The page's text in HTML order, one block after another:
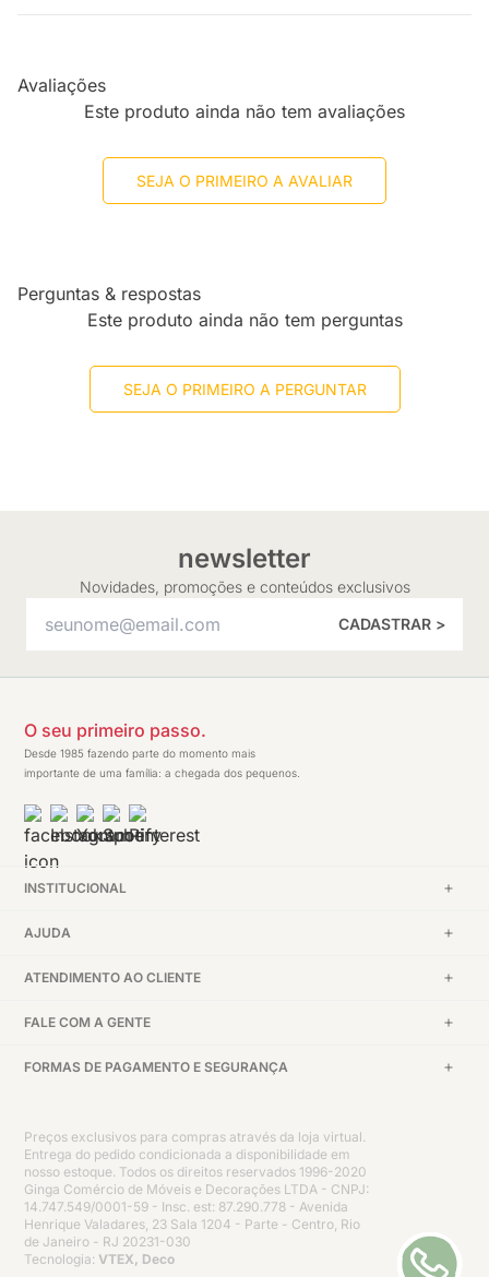
Avaliações
Este produto ainda não tem avaliações
SEJA O PRIMEIRO A AVALIAR
Perguntas & respostas
Este produto ainda não tem perguntas
SEJA O PRIMEIRO A PERGUNTAR
newsletter
Novidades, promoções e conteúdos exclusivos
CADASTRAR >
O seu primeiro passo.
Desde 1985 fazendo parte do momento mais
importante de uma família: a chegada dos pequenos.
INSTITUCIONAL
AJUDA
ATENDIMENTO AO CLIENTE
FALE COM A GENTE
FORMAS DE PAGAMENTO E SEGURANÇA
Preços exclusivos para compras através da loja virtual.
Entrega do pedido condicionada a disponibilidade em
nosso estoque. Todos os direitos reservados 1996-2020
Ginga Comércio de Móveis e Decorações LTDA - CNPJ:
14.747.549/0001-59 - Insc. est: 87.290.778 - Avenida
Henrique Valadares, 23 Sala 1204 - Parte - Centro, Rio
de Janeiro - RJ 20231-030
Tecnologia: VTEX, Deco